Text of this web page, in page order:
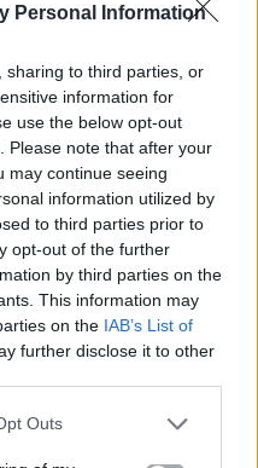
Personal Information
sharing to third parties, or
information for
use the below opt-out
Please note that after your
may continue seeing
information utilized by
to third parties prior to
opt-out of the further
by third parties on the
This information may
on the IAB’s List of
further disclose it to other
Outs